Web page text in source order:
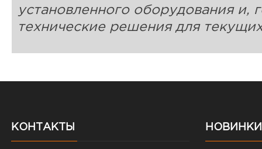
установленного оборудования и,
технические решения для
КОНТАКТЫ НОВИНКИ